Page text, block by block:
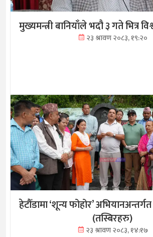
मुख्यमन्त्री बानियाँले भदौ ३ गते भित्र
२३ श्रावण २०८३, १९:२०
हेटौँडामा ‘शून्य फोहोर’
(तस्बिरहरु)
२३ श्रावण २०८३, १४:१७